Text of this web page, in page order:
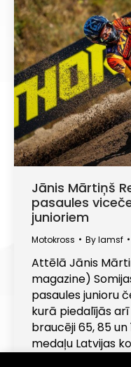
Jānis Mārtiņš
pasaules
junioriem
Motokross Bylamsf
Attēlā Jānis
magazine)
pasaules junioru
kurā piedalījās
braucēji 65, 85 un
medaļu Latvijas